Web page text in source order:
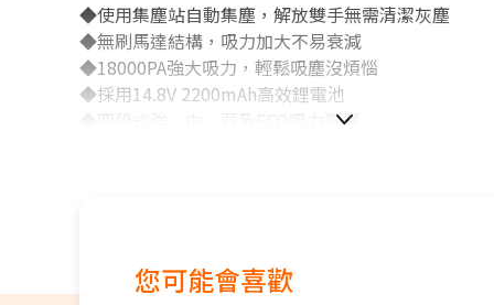
◆使用集塵站自動集塵，解放雙手無需清潔灰塵
◆無刷馬達結構，吸力加大不易衰減
◆18000PA強大吸力，輕鬆吸塵沒煩惱
◆採用14.8V 2200mAh高效鋰電池
◆四段式強、中、弱及ECO吸力選擇
您可能會喜歡